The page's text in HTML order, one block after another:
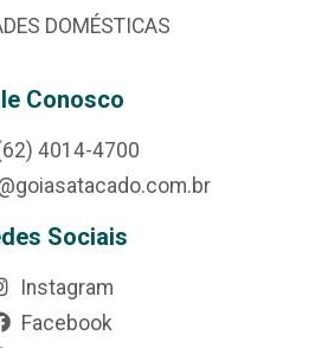
DOMÉSTICAS
Conosco
4014-4700
Sociais
Instagram
Facebook